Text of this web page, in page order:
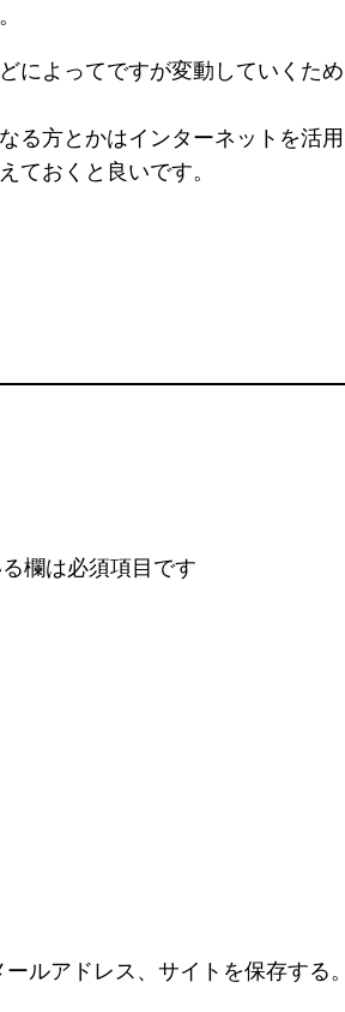
によってですが変動していくた
る方とかはインターネットを活
ておくと良いです。
欄は必須項目です
ルアドレス、サイトを保存する。